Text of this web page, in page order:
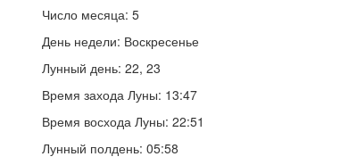
Число месяца: 5
День недели: Воскресенье
Лунный день: 22, 23
Время захода Луны: 13:47
Время восхода Луны: 22:51
Лунный полдень: 05:58